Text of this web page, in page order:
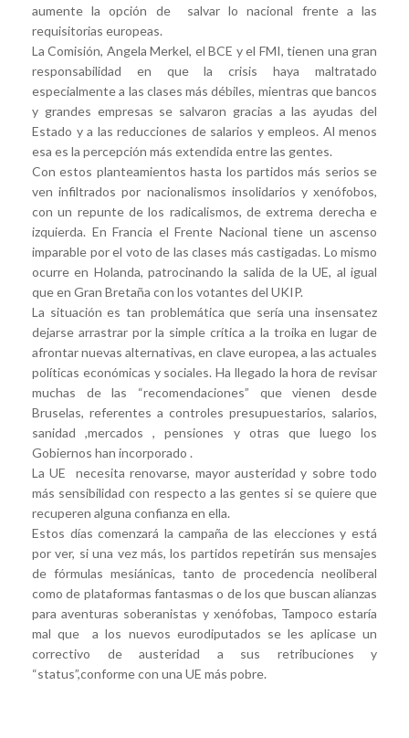
aumente la opción de salvar lo nacional frente a las
requisitorias europeas.
La Comisión, Angela Merkel, el BCE y el FMI, tienen una gran
responsabilidad en que la crisis haya maltratado
especialmente a las clases más débiles, mientras que bancos
y grandes empresas se salvaron gracias a las ayudas del
Estado y a las reducciones de salarios y empleos. Al menos
esa es la percepción más extendida entre las gentes.
Con estos planteamientos hasta los partidos más serios se
ven infiltrados por nacionalismos insolidarios y xenófobos,
con un repunte de los radicalismos, de extrema derecha e
izquierda. En Francia el Frente Nacional tiene un ascenso
imparable por el voto de las clases más castigadas. Lo mismo
ocurre en Holanda, patrocinando la salida de la UE, al igual
que en Gran Bretaña con los votantes del UKIP.
La situación es tan problemática que sería una insensatez
dejarse arrastrar por la simple crítica a la troika en lugar de
afrontar nuevas alternativas, en clave europea, a las actuales
políticas económicas y sociales. Ha llegado la hora de revisar
muchas de las “recomendaciones” que vienen desde
Bruselas, referentes a controles presupuestarios, salarios,
sanidad ,mercados , pensiones y otras que luego los
Gobiernos han incorporado .
La UE necesita renovarse, mayor austeridad y sobre todo
más sensibilidad con respecto a las gentes si se quiere que
recuperen alguna confianza en ella.
Estos días comenzará la campaña de las elecciones y está
por ver, si una vez más, los partidos repetirán sus mensajes
de fórmulas mesiánicas, tanto de procedencia neoliberal
como de plataformas fantasmas o de los que buscan alianzas
para aventuras soberanistas y xenófobas, Tampoco estaría
mal que a los nuevos eurodiputados se les aplicase un
correctivo de austeridad a sus retribuciones y
“status”,conforme con una UE más pobre.